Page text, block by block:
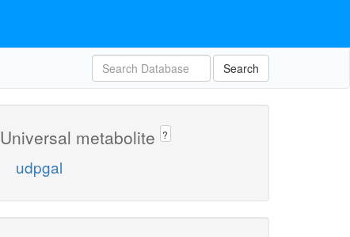
Search
Universal metabolite ?
udpgal